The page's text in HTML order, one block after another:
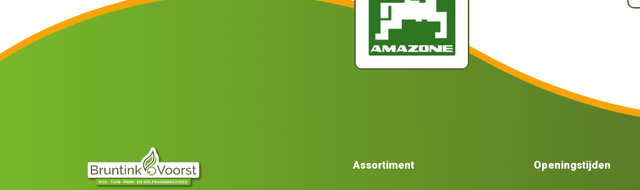
Assortiment Openingstijden